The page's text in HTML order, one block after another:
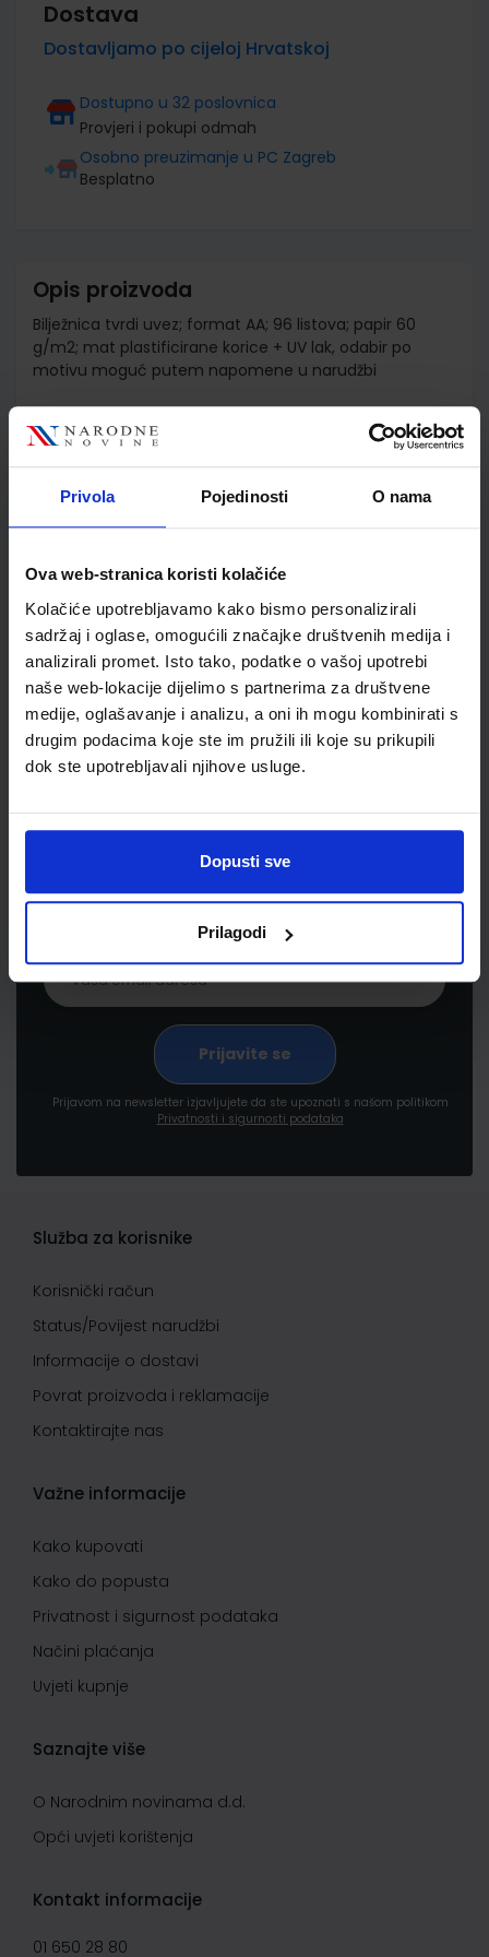
Privola Pojedinosti O nama
Ova web-stranica koristi kolačiće
Kolačiće upotrebljavamo kako bismo personalizirali
sadržaj i oglase, omogućili značajke društvenih medija i
analizirali promet. Isto tako, podatke o vašoj upotrebi
naše web-lokacije dijelimo s partnerima za društvene
medije, oglašavanje i analizu, a oni ih mogu kombinirati s
drugim podacima koje ste im pružili ili koje su prikupili
dok ste upotrebljavali njihove usluge.
Dopusti sve
Prilagodi
Dostava
Dostavljamo po cijeloj Hrvatskoj
Dostupno u 32 poslovnica
Provjeri i pokupi odmah
Osobno preuzimanje u PC Zagreb
Besplatno
Opis proizvoda
Bilježnica tvrdi uvez; format AA; 96 listova; papir 60
g/m2; mat plastificirane korice + UV lak, odabir po
motivu moguć putem napomene u narudžbi
Detalji proizvoda
Šifra proizvoda
936968
Newsletter prijava
Prijavite se kako bi primali informacije o novim
proizvodima i uslugama, akcijama i drugim
Prijavom na newsletter izjavljujete da ste upoznati s našom politikom
Privatnosti i sigurnosti podataka
Služba za korisnike
Korisnički račun
Status/Povijest narudžbi
Informacije o dostavi
Povrat proizvoda i reklamacije
Kontaktirajte nas
Važne informacije
Kako kupovati
Kako do popusta
Privatnost i sigurnost podataka
Načini plaćanja
Uvjeti kupnje
Saznajte više
O Narodnim novinama d.d.
Opći uvjeti korištenja
Kontakt informacije
01 650 28 80